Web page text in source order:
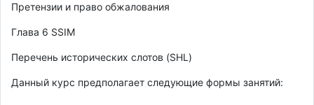
Претензии и право обжалования
Глава 6 SSIM
Перечень исторических слотов (SHL)
Данный курс предполагает следующие формы занятий: